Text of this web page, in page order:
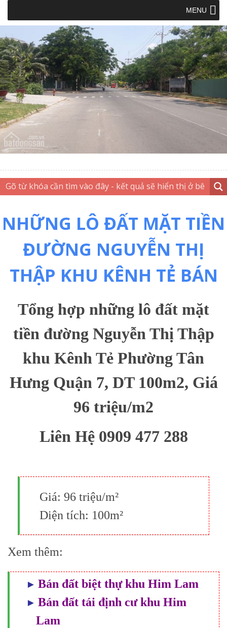
MENU
NHỮNG LÔ ĐẤT MẶT TIỀN
ĐƯỜNG NGUYỄN THỊ
THẬP KHU KÊNH TẺ BÁN
Tổng hợp những lô đất mặt
tiền đường Nguyễn Thị Thập
khu Kênh Tẻ Phường Tân
Hưng Quận 7, DT 100m2, Giá
96 triệu/m2
Liên Hệ 0909 477 288
Giá: 96 triệu/m²
Diện tích: 100m²
Xem thêm:
Bán đất biệt thự khu Him Lam
Bán đất tái định cư khu Him
Lam